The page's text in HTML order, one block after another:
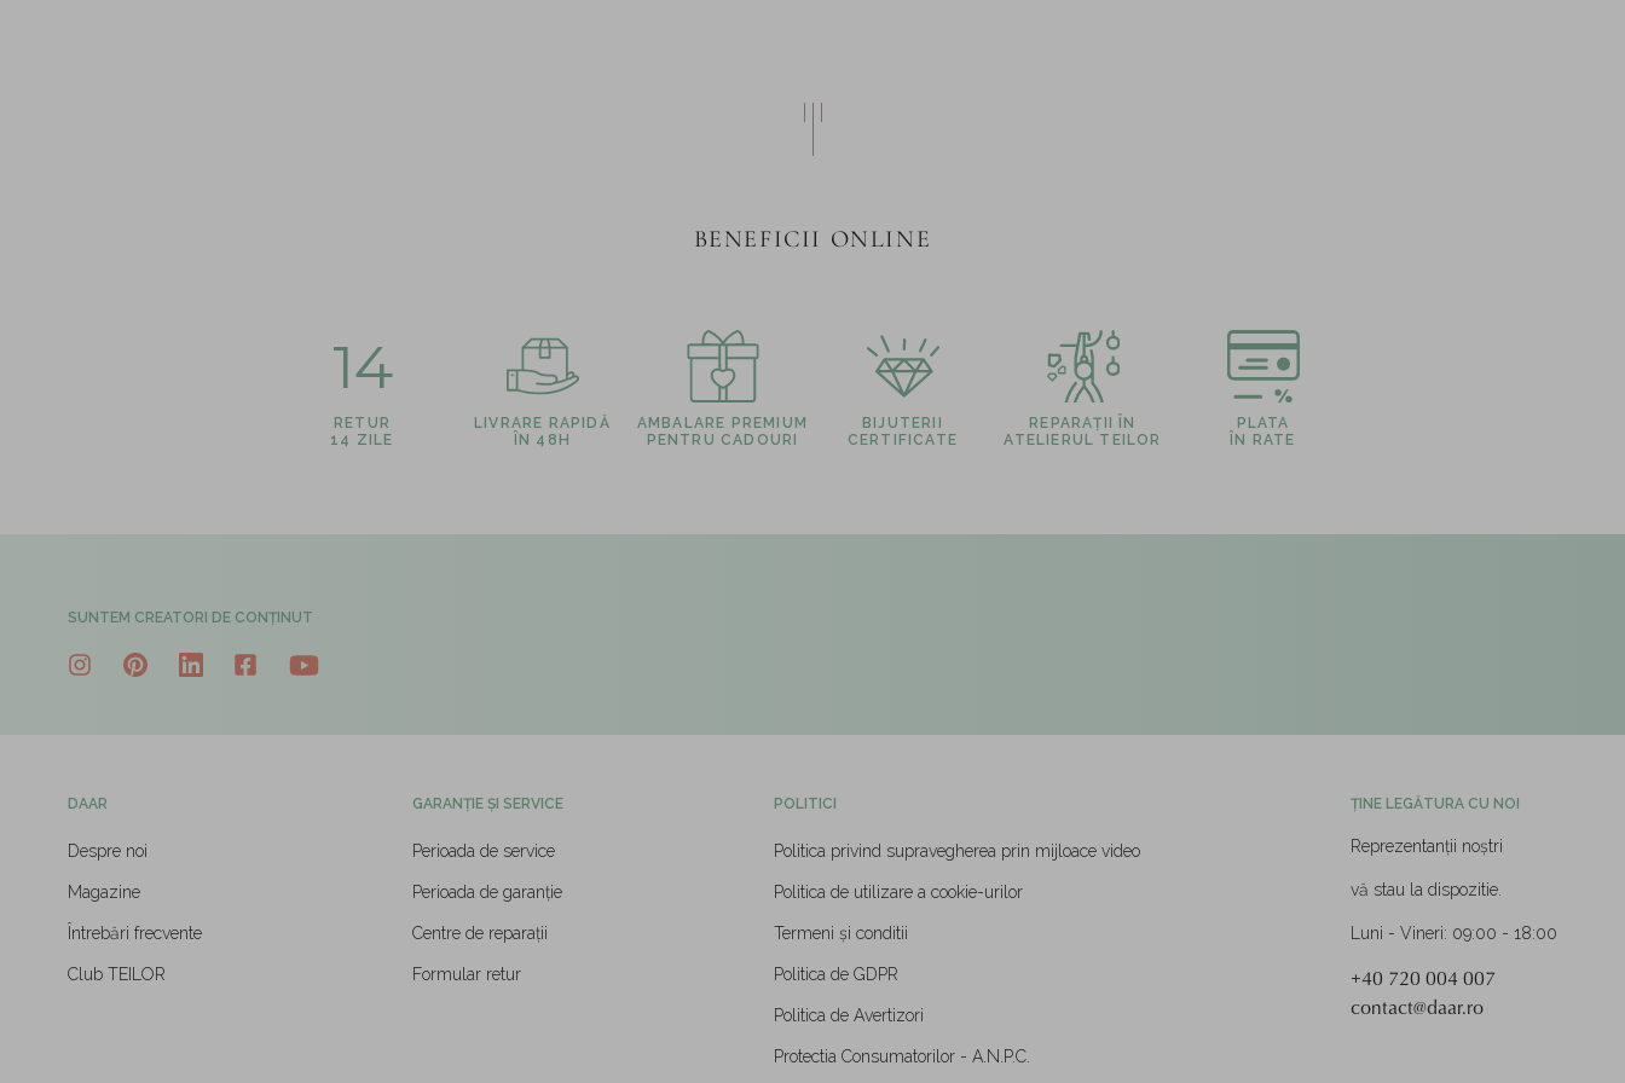
BENEFICII ONLINE
14
RETUR
14 ZILE
LIVRARE RAPIDĂ
ÎN 48H
AMBALARE PREMIUM
PENTRU CADOURI
BIJUTERII
CERTIFICATE
REPARAȚII ÎN
ATELIERUL TEILOR
PLATA
ÎN RATE
SUNTEM CREATORI DE CONȚINUT
DAAR
Despre noi
Magazine
Întrebări frecvente
Club TEILOR
GARANȚIE ȘI SERVICE
Perioada de service
Perioada de garanție
Centre de reparații
Formular retur
POLITICI
Politica privind supravegherea prin mijloace video
Politica de utilizare a cookie-urilor
Termeni și conditii
Politica de GDPR
Politica de Avertizori
Protectia Consumatorilor - A.N.P.C.
ȚINE LEGĂTURA CU NOI
Reprezentanții noștri
vă stau la dispozitie.
Luni - Vineri: 09:00 - 18:00
+40 720 004 007
contact@daar.ro